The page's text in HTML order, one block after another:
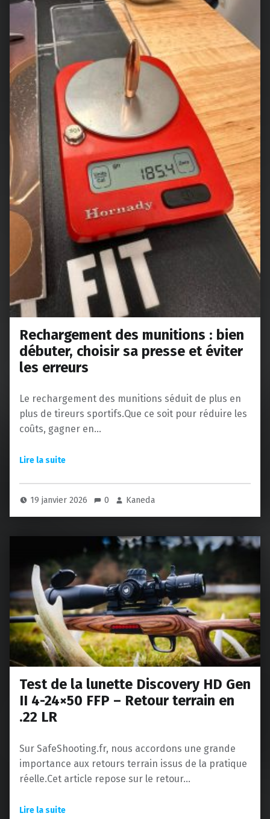
Rechargement des munitions : bien
débuter, choisir sa presse et éviter
les erreurs
Le rechargement des munitions séduit de plus en
plus de tireurs sportifs.Que ce soit pour réduire les
coûts, gagner en…
19 janvier 2026 0 Kaneda
Test de la lunette Discovery HD Gen
II 4-24×50 FFP – Retour terrain en
.22 LR
Sur SafeShooting.fr, nous accordons une grande
importance aux retours terrain issus de la pratique
réelle.Cet article repose sur le retour…